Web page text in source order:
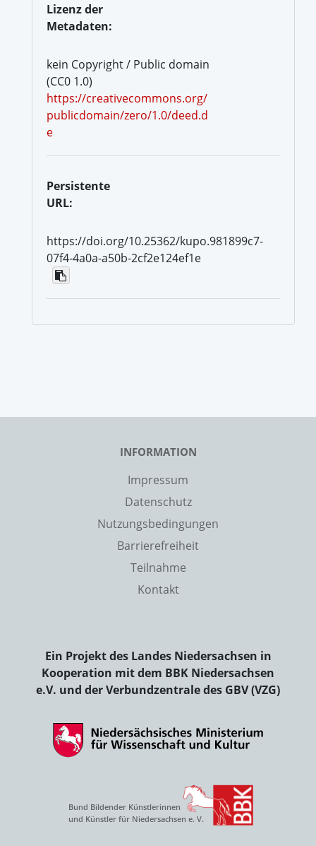
Lizenz der
Metadaten:
kein Copyright / Public domain
(CC0 1.0)
https://creativecommons.org/
publicdomain/zero/1.0/deed.d
e
Persistente
URL:
https://doi.org/10.25362/kupo.981899c7-
07f4-4a0a-a50b-2cf2e124ef1e
INFORMATION
Impressum
Datenschutz
Nutzungsbedingungen
Barrierefreiheit
Teilnahme
Kontakt
Ein Projekt des Landes Niedersachsen in
Kooperation mit dem BBK Niedersachsen
e.V. und der Verbundzentrale des GBV (VZG)
Bund Bildender Künstlerinnen
und Künstler für Niedersachsen e. V.